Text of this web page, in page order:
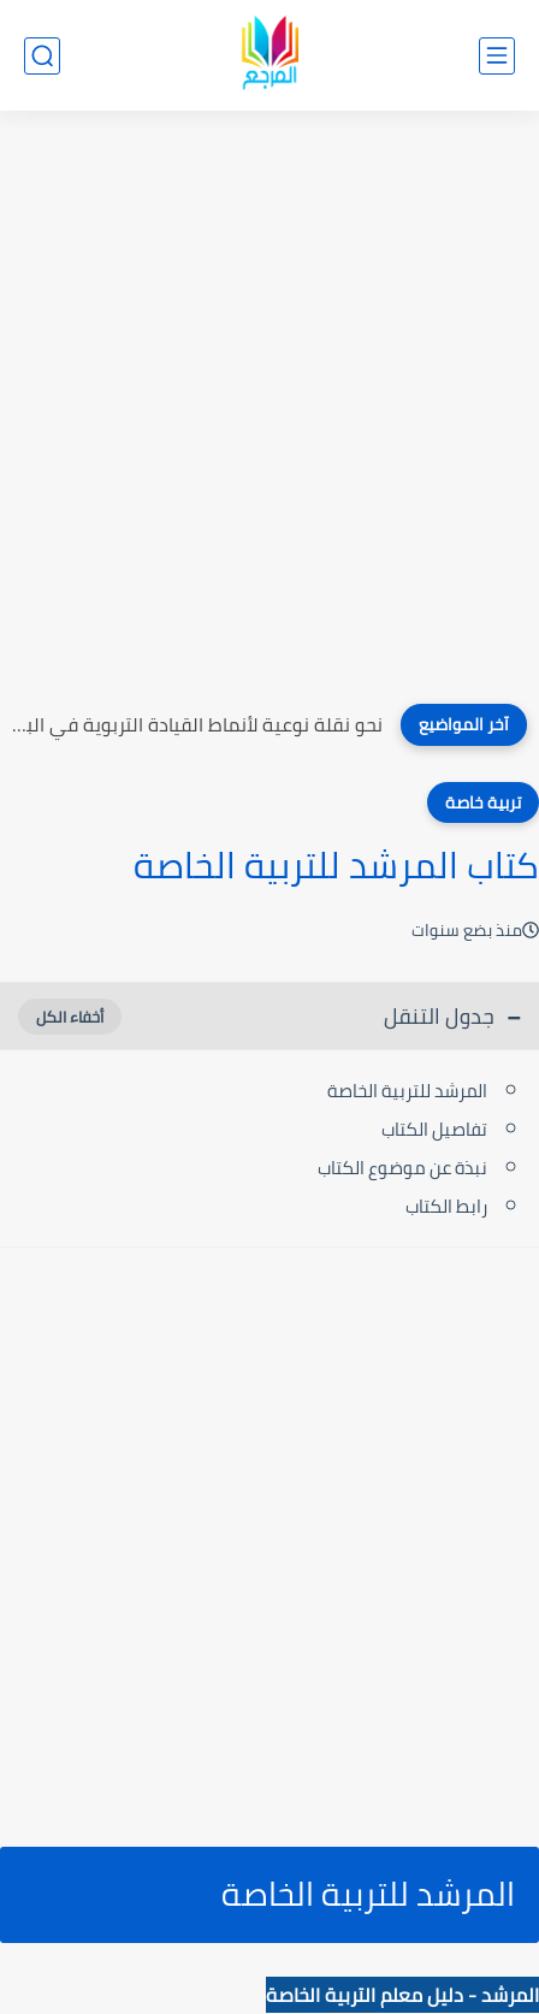
آخر المواضيع نحو نقلة نوعية لأنماط القيادة التربوية في البلاد العربية
تربية خاصة
كتاب المرشد للتربية الخاصة
منذ بضع سنوات
جدول التنقل
المرشد للتربية الخاصة
تفاصيل الكتاب
نبذة عن موضوع الكتاب
رابط الكتاب
المرشد للتربية الخاصة
المرشد - دليل معلم التربية الخاصة